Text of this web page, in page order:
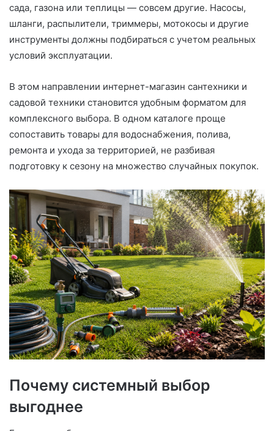
сада, газона или теплицы — совсем другие. Насосы,
шланги, распылители, триммеры, мотокосы и другие
инструменты должны подбираться с учетом реальных
условий эксплуатации.
В этом направлении интернет-магазин сантехники и
садовой техники становится удобным форматом для
комплексного выбора. В одном каталоге проще
сопоставить товары для водоснабжения, полива,
ремонта и ухода за территорией, не разбивая
подготовку к сезону на множество случайных покупок.
Почему системный выбор
выгоднее